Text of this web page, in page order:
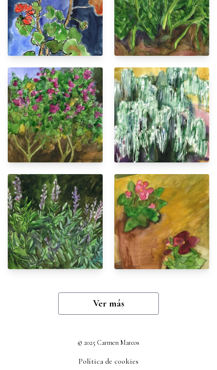
Ver más
© 2025 Carmen Marcos
Política de cookies